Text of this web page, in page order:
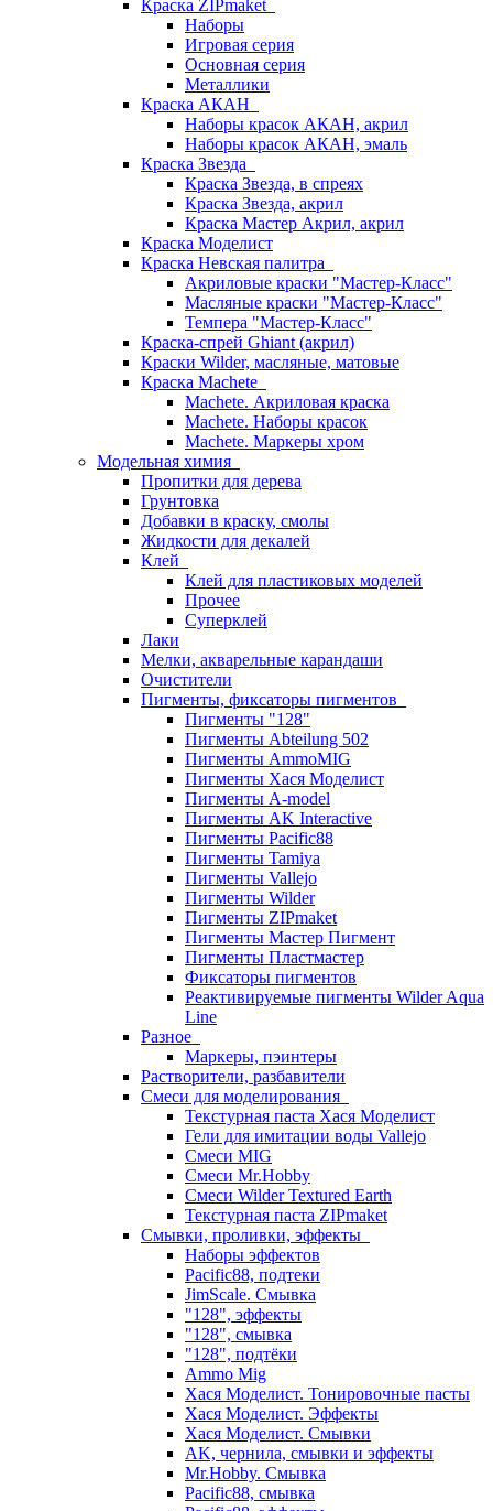
Краска ZIPmaket
Наборы
Игровая серия
Основная серия
Металлики
Краска АКАН
Наборы красок АКАН, акрил
Наборы красок АКАН, эмаль
Краска Звезда
Краска Звезда, в спреях
Краска Звезда, акрил
Краска Мастер Акрил, акрил
Краска Моделист
Краска Невская палитра
Акриловые краски "Мастер-Класс"
Масляные краски "Мастер-Класс"
Темпера "Мастер-Класс"
Краска-спрей Ghiant (акрил)
Краски Wilder, масляные, матовые
Краска Machete
Machete. Акриловая краска
Machete. Наборы красок
Machete. Маркеры хром
Модельная химия
Пропитки для дерева
Грунтовка
Добавки в краску, смолы
Жидкости для декалей
Клей
Клей для пластиковых моделей
Прочее
Суперклей
Лаки
Мелки, акварельные карандаши
Очистители
Пигменты, фиксаторы пигментов
Пигменты "128"
Пигменты Abteilung 502
Пигменты AmmoMIG
Пигменты Хася Моделист
Пигменты A-model
Пигменты AK Interactive
Пигменты Pacific88
Пигменты Tamiya
Пигменты Vallejo
Пигменты Wilder
Пигменты ZIPmaket
Пигменты Мастер Пигмент
Пигменты Пластмастер
Фиксаторы пигментов
Реактивируемые пигменты Wilder Aqua
Line
Разное
Маркеры, пэинтеры
Растворители, разбавители
Смеси для моделирования
Текстурная паста Хася Моделист
Гели для имитации воды Vallejo
Смеси MIG
Смеси Mr.Hobby
Смеси Wilder Textured Earth
Текстурная паста ZIPmaket
Смывки, проливки, эффекты
Наборы эффектов
Pacific88, подтеки
JimScale. Смывка
"128", эффекты
"128", смывка
"128", подтёки
Ammo Mig
Хася Моделист. Тонировочные пасты
Хася Моделист. Эффекты
Хася Моделист. Смывки
AK, чернила, смывки и эффекты
Mr.Hobby. Смывка
Pacific88, смывка